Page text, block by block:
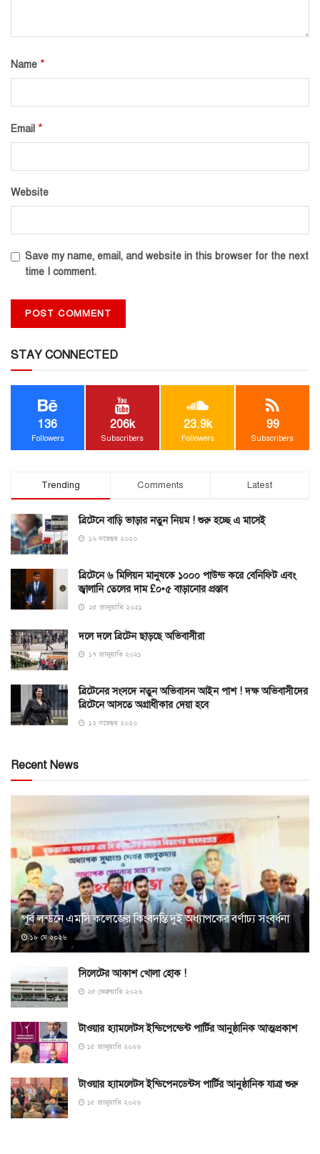
Name *
Email *
Website
Save my name, email, and website in this browser for the next
time I comment.
STAY CONNECTED
136
Followers
206k
Subscribers
23.9k
Followers
99
Subscribers
Trending Comments Latest
ব্রিটেনে বাড়ি ভাড়ার নতুন নিয়ম ! শুরু হচ্ছে এ মাসেই
১৬ নভেম্বর ২০২০
ব্রিটেনে ৬ মিলিয়ন মানুষকে ১০০০ পাউন্ড করে বেনিফিট এবং
জ্বালানি তেলের দাম £০•৫ বাড়ানোর প্রস্তাব
২৫ জানুয়ারি ২০২১
দলে দলে ব্রিটেন ছাড়ছে অভিবাসীরা
১৭ জানুয়ারি ২০২১
ব্রিটেনের সংসদে নতুন অভিবাসন আইন পাশ ! দক্ষ অভিবাসীদের
ব্রিটেনে আসতে অগ্রাধীকার দেয়া হবে
১২ নভেম্বর ২০২০
Recent News
পূর্ব লন্ডনে এমসি কলেজের কিংবদন্তি দুই অধ্যাপকের বর্ণাঢ্য সংবর্ধনা
১৮ মে ২০২৬
সিলেটের আকাশ খোলা হোক !
২৫ ফেব্রুয়ারি ২০২৬
টাওয়ার হ্যামলেটস ইন্ডিপেন্ডেন্ট পার্টির আনুষ্ঠানিক আত্মপ্রকাশ
১৫ জানুয়ারি ২০২৬
টাওয়ার হ্যামলেটস ইন্ডিপেনডেন্টস পার্টির আনুষ্ঠানিক যাত্রা শুরু
১৫ জানুয়ারি ২০২৬